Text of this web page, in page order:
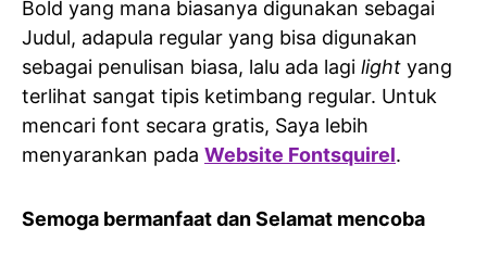
Bold yang mana biasanya digunakan sebagai
Judul, adapula regular yang bisa digunakan
sebagai penulisan biasa, lalu ada lagi light yang
terlihat sangat tipis ketimbang regular. Untuk
mencari font secara gratis, Saya lebih
menyarankan pada Website Fontsquirel.
Semoga bermanfaat dan Selamat mencoba